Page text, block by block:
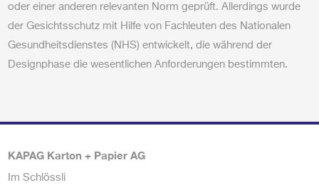
oder einer anderen relevanten Norm geprüft. Allerdings wurde
der Gesichtsschutz mit Hilfe von Fachleuten des Nationalen
Gesundheitsdienstes (NHS) entwickelt, die während der
Designphase die wesentlichen Anforderungen bestimmten.
KAPAG Karton + Papier AG
Im Schlössli